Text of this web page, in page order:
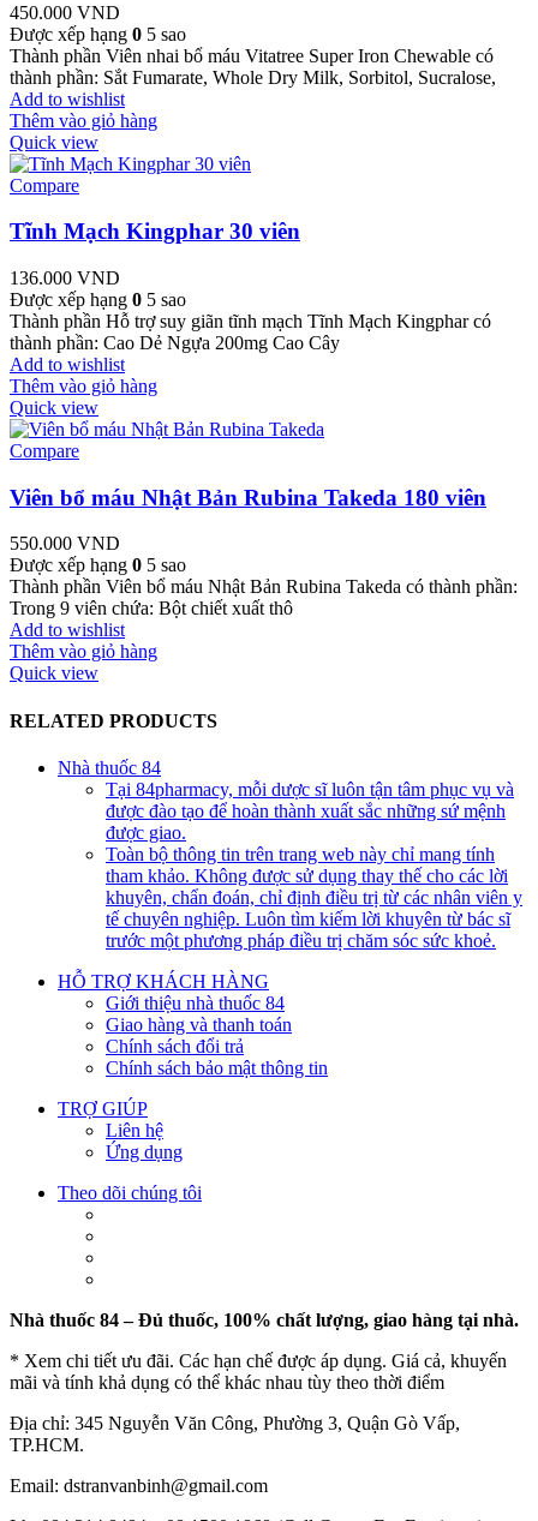
450.000 VND
Được xếp hạng 0 5 sao
Thành phần Viên nhai bổ máu Vitatree Super Iron Chewable có
thành phần: Sắt Fumarate, Whole Dry Milk, Sorbitol, Sucralose,
Add to wishlist
Thêm vào giỏ hàng
Quick view
Compare
Tĩnh Mạch Kingphar 30 viên
136.000 VND
Được xếp hạng 0 5 sao
Thành phần Hỗ trợ suy giãn tĩnh mạch Tĩnh Mạch Kingphar có
thành phần: Cao Dẻ Ngựa 200mg Cao Cây
Add to wishlist
Thêm vào giỏ hàng
Quick view
Compare
Viên bổ máu Nhật Bản Rubina Takeda 180 viên
550.000 VND
Được xếp hạng 0 5 sao
Thành phần Viên bổ máu Nhật Bản Rubina Takeda có thành phần:
Trong 9 viên chứa: Bột chiết xuất thô
Add to wishlist
Thêm vào giỏ hàng
Quick view
RELATED PRODUCTS
Nhà thuốc 84
Tại 84pharmacy, mỗi dược sĩ luôn tận tâm phục vụ và
được đào tạo để hoàn thành xuất sắc những sứ mệnh
được giao.
Toàn bộ thông tin trên trang web này chỉ mang tính
tham khảo. Không được sử dụng thay thế cho các lời
khuyên, chẩn đoán, chỉ định điều trị từ các nhân viên y
tế chuyên nghiệp. Luôn tìm kiếm lời khuyên từ bác sĩ
trước một phương pháp điều trị chăm sóc sức khoẻ.
HỖ TRỢ KHÁCH HÀNG
Giới thiệu nhà thuốc 84
Giao hàng và thanh toán
Chính sách đổi trả
Chính sách bảo mật thông tin
TRỢ GIÚP
Liên hệ
Ứng dụng
Theo dõi chúng tôi
Nhà thuốc 84 – Đủ thuốc, 100% chất lượng, giao hàng tại nhà.
* Xem chi tiết ưu đãi. Các hạn chế được áp dụng. Giá cả, khuyến
mãi và tính khả dụng có thể khác nhau tùy theo thời điểm
Địa chỉ: 345 Nguyễn Văn Công, Phường 3, Quận Gò Vấp,
TP.HCM.
Email: dstranvanbinh@gmail.com